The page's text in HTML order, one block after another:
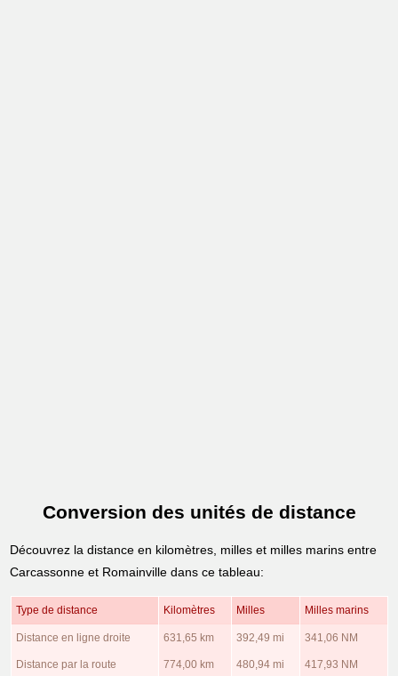
Conversion des unités de distance
Découvrez la distance en kilomètres, milles et milles marins entre
Carcassonne et Romainville dans ce tableau:
Type de distance Kilomètres Milles Milles marins
Distance en ligne droite 631,65 km 392,49 mi 341,06 NM
Distance par la route 774,00 km 480,94 mi 417,93 NM